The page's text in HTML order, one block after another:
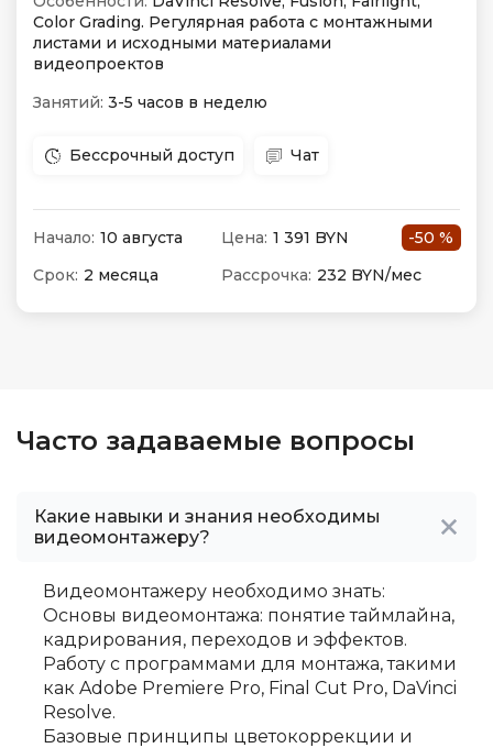
Color Grading. Регулярная работа с монтажными
листами и исходными материалами
видеопроектов
Занятий: 3-5 часов в неделю
Бессрочный доступ Чат
Начало: 10 августа Цена: 1 391 BYN
-50 %
Срок: 2 месяца Рассрочка: 232 BYN/мес
Часто задаваемые вопросы
Какие навыки и знания необходимы
видеомонтажеру?
Видеомонтажеру необходимо знать:
Основы видеомонтажа: понятие таймлайна,
кадрирования, переходов и эффектов.
Работу с программами для монтажа, такими
как Adobe Premiere Pro, Final Cut Pro, DaVinci
Resolve.
Базовые принципы цветокоррекции и